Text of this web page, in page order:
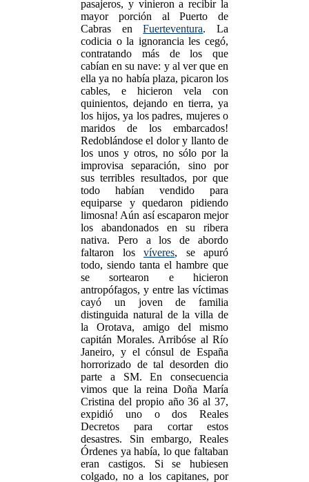
pasajeros, y vinieron a recibir la
mayor porción al Puerto de
Cabras enFuerteventura. La
codicia o la ignorancia les cegó,
contratando más de los que
cabían en su nave: y al ver que en
ella ya no había plaza, picaron los
cables, e hicieron vela con
quinientos, dejando en tierra, ya
los hijos, ya los padres, mujeres o
maridos de los embarcados!
Redoblándose el dolor y llanto de
los unos y otros, no sólo por la
improvisa separación, sino por
sus terribles resultados, por que
todo habían vendido para
equiparse y quedaron pidiendo
limosna! Aún así escaparon mejor
los abandonados en su ribera
nativa. Pero a los de abordo
faltaron los víveres, se apuró
todo, siendo tanta el hambre que
se sortearon e hicieron
antropófagos, y entre las víctimas
cayó un joven de familia
distinguida natural de la villa de
la Orotava, amigo del mismo
capitán Morales. Arribóse al Río
Janeiro, y el cónsul de España
horrorizado de tal desorden dio
parte a SM. En consecuencia
vimos que la reina Doña María
Cristina del propio año 36 al 37,
expidió uno o dos Reales
Decretos para cortar estos
desastres. Sin embargo, Reales
Órdenes ya había, lo que faltaban
eran castigos. Si se hubiesen
colgado, no a los capitanes, por